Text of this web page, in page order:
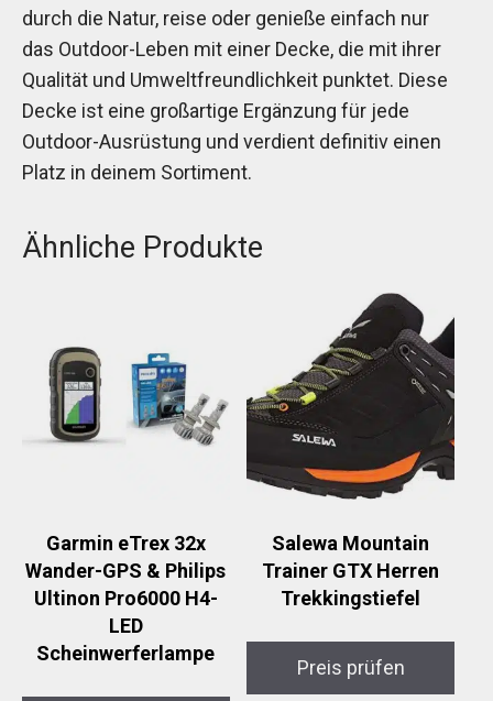
durch die Natur, reise oder genieße einfach nur
das Outdoor-Leben mit einer Decke, die mit ihrer
Qualität und Umweltfreundlichkeit punktet. Diese
Decke ist eine großartige Ergänzung für jede
Outdoor-Ausrüstung und verdient definitiv einen
Platz in deinem Sortiment.
Ähnliche Produkte
Garmin eTrex 32x
Wander-GPS & Philips
Ultinon Pro6000 H4-
LED
Scheinwerferlampe
Salewa Mountain
Trainer GTX Herren
Trekkingstiefel
Preis prüfen